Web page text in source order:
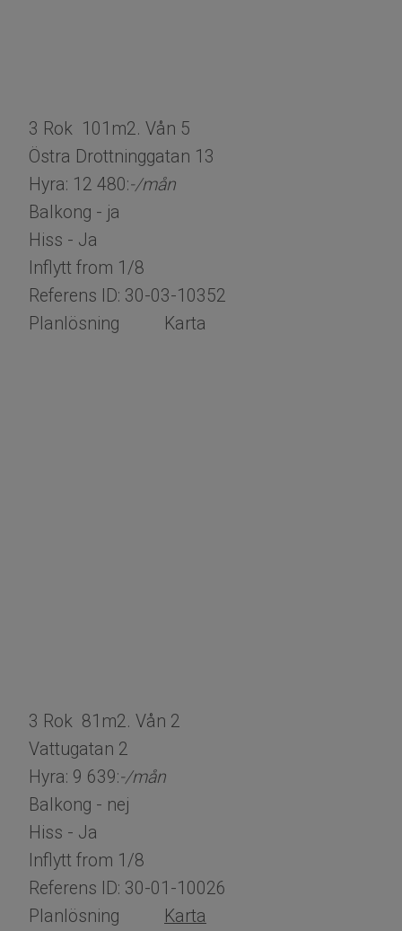
3 Rok 101m2. Vån 5
Östra Drottninggatan 13
Hyra: 12 480:-/mån
Balkong - ja
Hiss - Ja
Inflytt from 1/8
Referens ID: 30-03-10352
​​​​​Planlösning Karta
3 Rok 81m2. Vån 2
Vattugatan 2
Hyra: 9 639:-/mån
Balkong - nej
Hiss - Ja
Inflytt from 1/8
Referens ID: 30-01-10026
​​​​​Planlösning
Karta